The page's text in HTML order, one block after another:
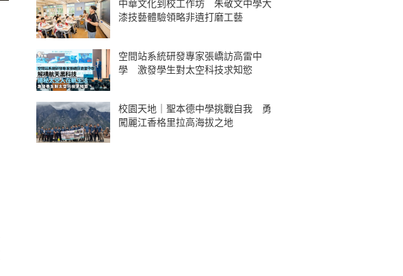
中華文化到校工作坊 朱敬文中學大
漆技藝體驗領略非遺打磨工藝
空間站系統研發專家張嶠訪高雷中
學 激發學生對太空科技求知慾
校園天地｜聖本德中學挑戰自我 勇
闖麗江香格里拉高海拔之地